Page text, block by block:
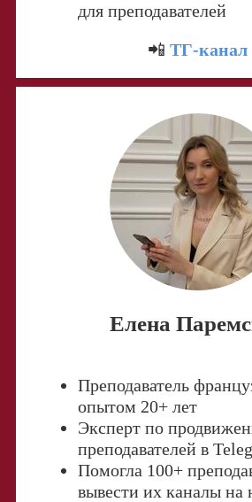
для преподавателей
📲ТГ-канал
Елена
Преподаватель
опытом 20+ лет
Эксперт по
преподавателей в
Помогла 100+
вывести их каналы на